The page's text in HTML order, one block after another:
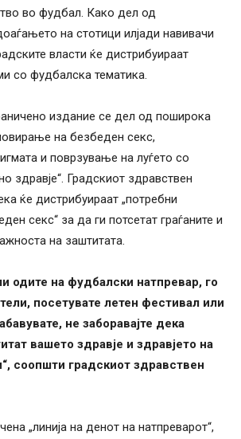
во фудбал. Како дел од
на стотици илјади навивачи
власти ќе дистрибуираат
со фудбалска тематика.
издание се дел од поширока
на безбеден секс,
и поврзување на луѓето со
здравје“. Градскиот здравствен
ќе дистрибуираат „потребни
секс“ за да ги потсетат граѓаните и
на заштитата.
одите на фудбалски натпревар, го
посетувате летен фестивал или
не заборавајте дека
вашето здравје и здравјето на
соопшти градскиот здравствен
„линија на денот на натпреварот“,